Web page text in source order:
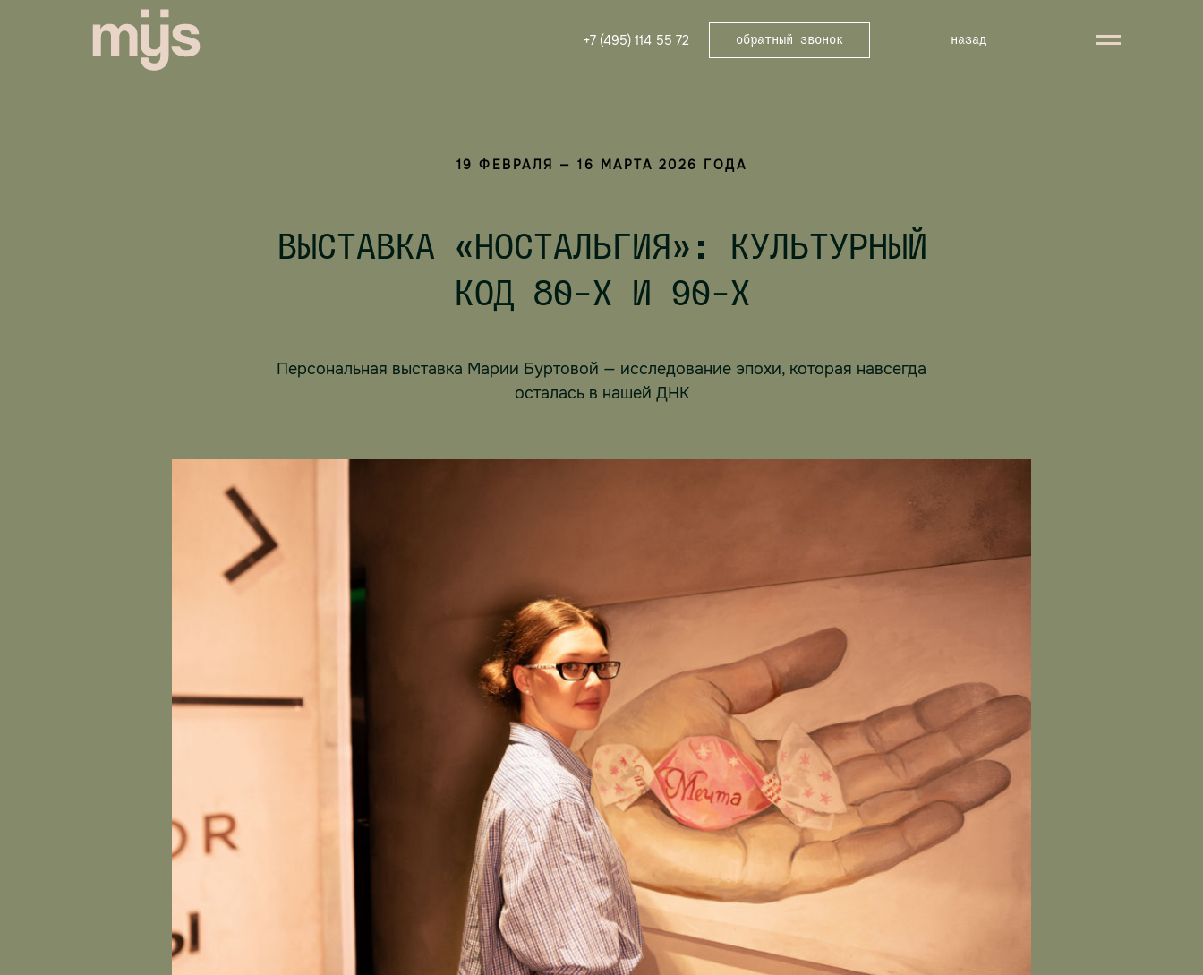
обратный звонок
+7 (495) 114 55 72 назад
19 ФЕВРАЛЯ — 16 МАРТА 2026 ГОДА
ВЫСТАВКА «НОСТАЛЬГИЯ»: КУЛЬТУРНЫЙ
КОД 80-Х И 90-Х
Персональная выставка Марии Буртовой — исследование эпохи, которая навсегда
осталась в нашей ДНК